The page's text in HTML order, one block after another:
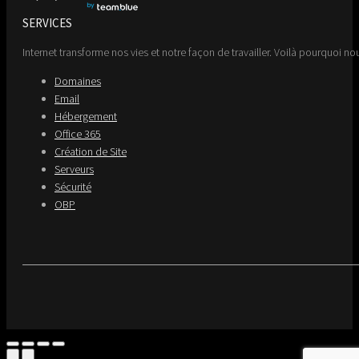
SERVICES
Internet transforme nos vies et notre façon de travailler. Voilà pourquoi
Domaines
Email
Hébergement
Office 365
Création de Site
Serveurs
Sécurité
OBP
Go